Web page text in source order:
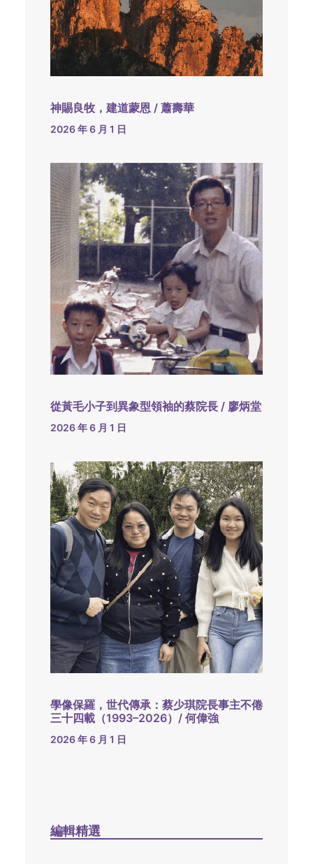
神賜良牧，建道蒙恩 / 蕭壽華
2026 年 6 月 1 日
從黃毛小子到異象型領袖的蔡院長 / 廖炳堂
2026 年 6 月 1 日
學像保羅，世代傳承：蔡少琪院長事主不倦
三十四載（1993–2026）/ 何偉強
2026 年 6 月 1 日
編輯精選